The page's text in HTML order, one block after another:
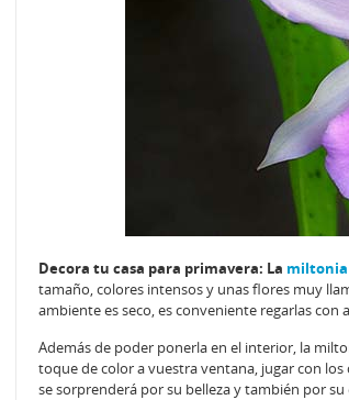
Decora tu casa para primavera: La miltonia
tamaño, colores intensos y unas flores muy
ambiente es seco, es conveniente regarlas
Además de poder ponerla en el interior, la
toque de color a vuestra ventana, jugar con
se sorprenderá por su belleza y también por